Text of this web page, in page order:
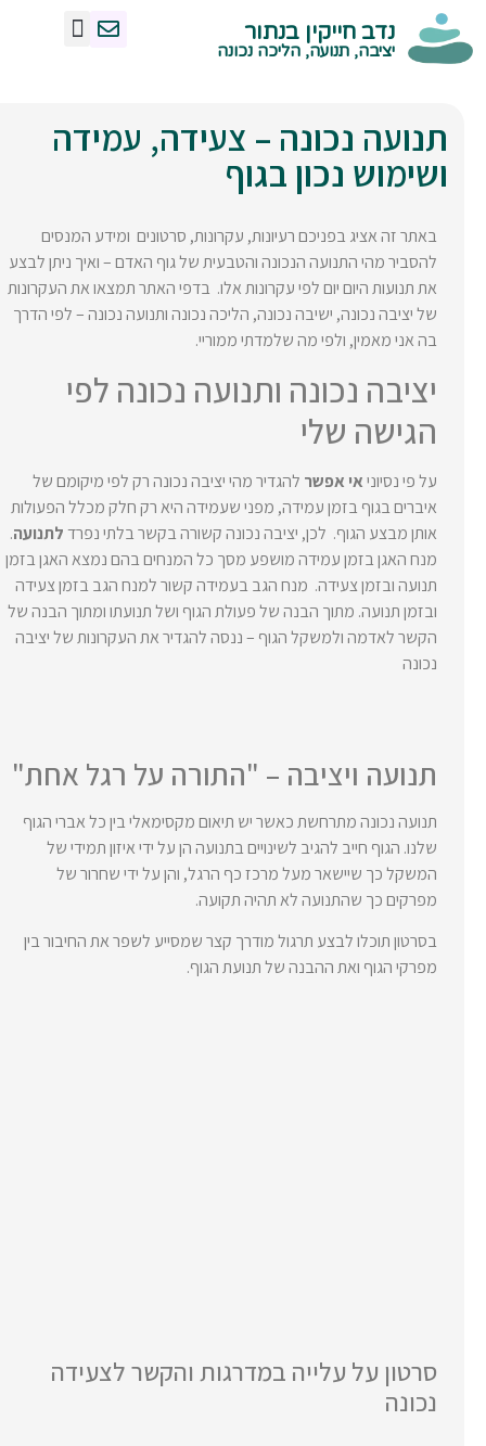
נדב חייקין בנתור
יציבה, תנועה, הליכה נכונה
תנועה נכונה – צעידה, עמידה
ושימוש נכון בגוף
באתר זה אציג בפניכם רעיונות, עקרונות, סרטונים ומידע המנסים
להסביר מהי התנועה הנכונה והטבעית של גוף האדם – ואיך ניתן לבצע
את תנועות היום יום לפי עקרונות אלו. בדפי האתר תמצאו את העקרונות
של יציבה נכונה, ישיבה נכונה, הליכה נכונה ותנועה נכונה – לפי הדרך
בה אני מאמין, ולפי מה שלמדתי ממוריי.
יציבה נכונה ותנועה נכונה לפי
הגישה שלי
על פי נסיוניאי אפשרלהגדיר מהי יציבה נכונה רק לפי מיקומם של
איברים בגוף בזמן עמידה, מפני שעמידה היא רק חלק מכלל הפעולות
אותן מבצע הגוף. לכן, יציבה נכונה קשורה בקשר בלתי נפרדלתנועה.
מנח האגן בזמן עמידה מושפע מסך כל המנחים בהם נמצא האגן בזמן
תנועה ובזמן צעידה. מנח הגב בעמידה קשור למנח הגב בזמן צעידה
ובזמן תנועה. מתוך הבנה של פעולת הגוף ושל תנועתו ומתוך הבנה של
הקשר לאדמה ולמשקל הגוף – ננסה להגדיר את העקרונות של יציבה
נכונה
תנועה ויציבה – "התורה על רגל אחת"
תנועה נכונה מתרחשת כאשר יש תיאום מקסימאלי בין כל אברי הגוף
שלנו. הגוף חייב להגיב לשינויים בתנועה הן על ידי איזון תמידי של
המשקל כך שיישאר מעל מרכז כף הרגל, והן על ידי שחרור של
מפרקים כך שהתנועה לא תהיה תקועה.
בסרטון תוכלו לבצע תרגול מודרך קצר שמסייע לשפר את החיבור בין
מפרקי הגוף ואת ההבנה של תנועת הגוף.
סרטון על עלייה במדרגות והקשר לצעידה
נכונה